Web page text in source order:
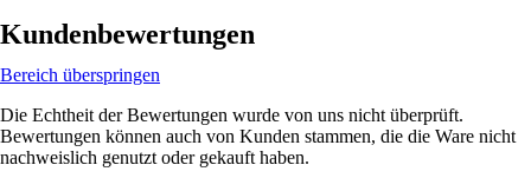
Kundenbewertungen
Bereich überspringen
Die Echtheit der Bewertungen wurde von uns nicht überprüft.
Bewertungen können auch von Kunden stammen, die die Ware nicht
nachweislich genutzt oder gekauft haben.